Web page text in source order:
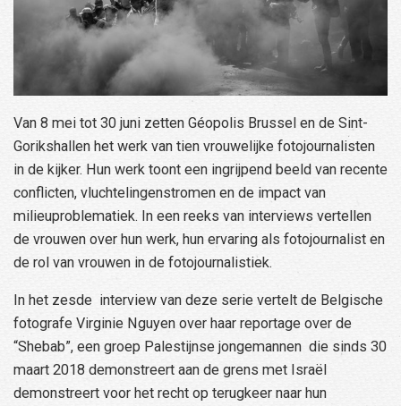
Van 8 mei tot 30 juni zetten Géopolis Brussel en de Sint-
Gorikshallen het werk van tien vrouwelijke fotojournalisten
in de kijker. Hun werk toont een ingrijpend beeld van recente
conflicten, vluchtelingenstromen en de impact van
milieuproblematiek. In een reeks van interviews vertellen
de vrouwen over hun werk, hun ervaring als fotojournalist en
de rol van vrouwen in de fotojournalistiek.
In het zesde interview van deze serie vertelt de Belgische
fotografe Virginie Nguyen over haar reportage over de
“Shebab”, een groep Palestijnse jongemannen die sinds 30
maart 2018 demonstreert aan de grens met Israël
demonstreert voor het recht op terugkeer naar hun